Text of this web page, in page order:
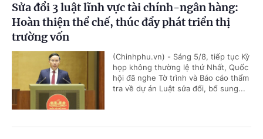
Sửa đổi 3 luật lĩnh vực tài chính-ngân hàng:
Hoàn thiện thể chế, thúc đẩy phát triển thị
trường vốn
(Chinhphu.vn) - Sáng 5/8, tiếp tục Kỳ
họp không thường lệ thứ Nhất, Quốc
hội đã nghe Tờ trình và Báo cáo thẩm
tra về dự án Luật sửa đổi, bổ sung...